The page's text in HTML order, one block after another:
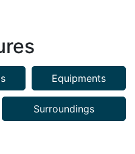
Equipments
Surroundings